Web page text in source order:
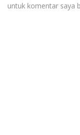
untuk komentar saya